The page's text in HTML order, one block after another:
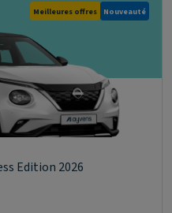
Meilleures offres Nouveauté
Edition 2026